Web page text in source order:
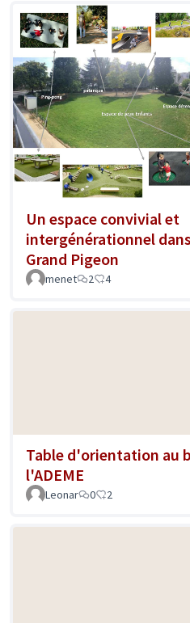
Un espace convivial et
intergénérationnel
Grand Pigeon
menet 2 4
Table d'orientation au
l'ADEME
Leonar 0 2